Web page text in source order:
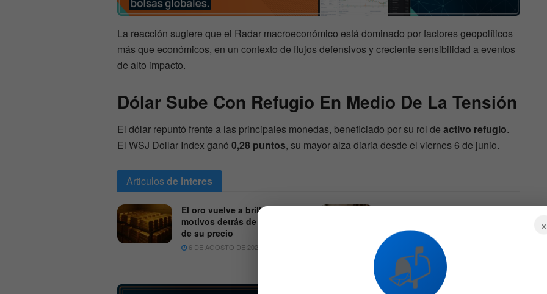
La reacción sugiere que el Radar macroeconómico está dominado por factores geopolíticos
más que económicos, en un contexto de flujos defensivos y creciente sensibilidad a eventos
de alto impacto.
Dólar Sube Con Refugio En Medio De La Tensión
El dólar repuntó frente a las principales monedas, beneficiado por su rol de activo refugio.
El WSJ Dollar Index ganó 0,28 puntos, su mayor alza diaria desde el viernes 6 de junio.
Articulosde interes
El oro vuelve a brillar: los
motivos detrás de la subida
de su precio
6 DE AGOSTO DE 2026
Etsy despide al 12% de su
negocio y posicionarse para
crecer
6 DE AGOSTO DE 2026
×
📬